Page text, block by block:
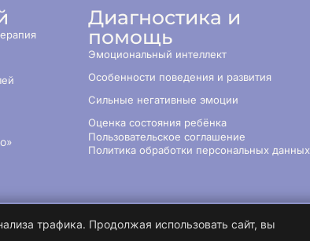
Диагностика и
помощь
Эмоциональный интеллект
Особенности поведения и развития
Сильные негативные эмоции
Оценка состояния ребёнка
Пользовательское соглашение
Политика обработки персональных данных
трафика. Продолжая использовать сайт, вы